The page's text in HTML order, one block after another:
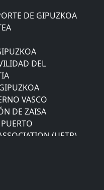
DE GIPUZKOA
DEL
VASCO
DE ZAISA
(UETR)
DE TRANSPORTES)